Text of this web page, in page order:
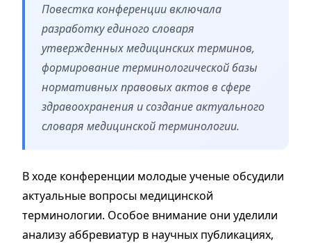
Повестка конференции включала
разработку единого словаря
утвержденных медицинских терминов,
формирование терминологической базы
нормативных правовых актов в сфере
здравоохранения и создание актуального
словаря медицинской терминологии.
В ходе конференции молодые ученые обсудили
актуальные вопросы медицинской
терминологии. Особое внимание они уделили
анализу аббревиатур в научных публикациях,